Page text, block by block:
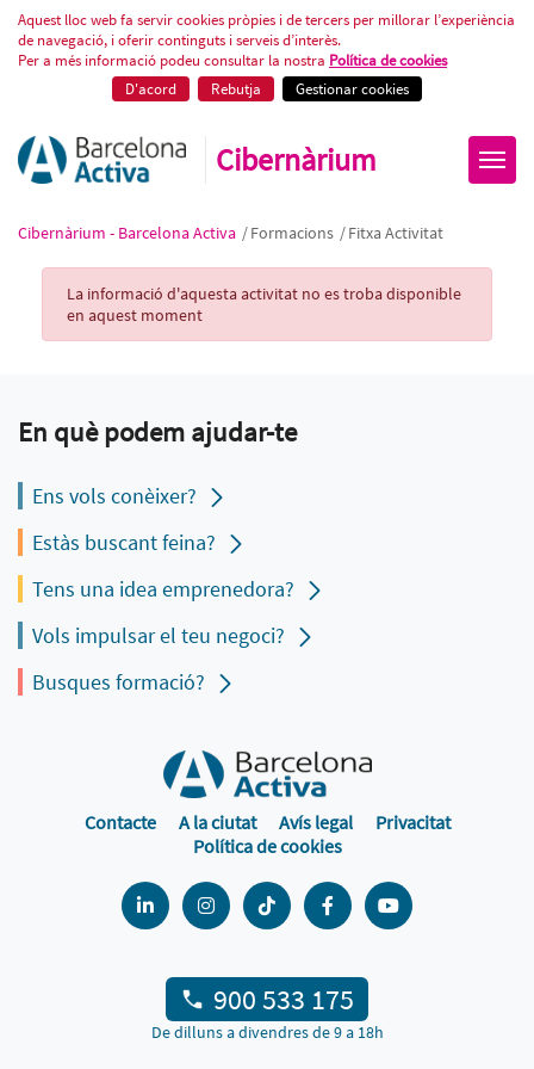
Fitxa Activitat
Aquest lloc web fa servir cookies pròpies i de tercers per millorar l’experiència
de navegació, i oferir continguts i serveis d’interès.
Per a més informació podeu consultar la nostra Política de cookies
D'acord
Rebutja Gestionar cookies
Cibernàrium
Cibernàrium - Barcelona Activa /Formacions /Fitxa Activitat
Activity Record
La informació d'aquesta activitat no es troba disponible
en aquest moment
En què podem ajudar-te
Ens vols conèixer?
Estàs buscant feina?
Tens una idea emprenedora?
Vols impulsar el teu negoci?
Busques formació?
Contacte A la ciutat Avís legal
Privacitat
Política de cookies
900 533 175
De dilluns a divendres de 9 a 18h